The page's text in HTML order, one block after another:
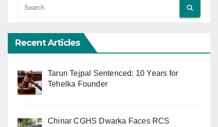
Recent Articles
Tarun Tejpal Sentenced: 10 Years for
Tehelka Founder
Chinar CGHS Dwarka Faces RCS